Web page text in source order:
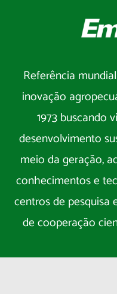
Referência
inovação
1973 buscando
desenvolvimento
meio da geração,
conhecimentos e
centros de
de cooperação